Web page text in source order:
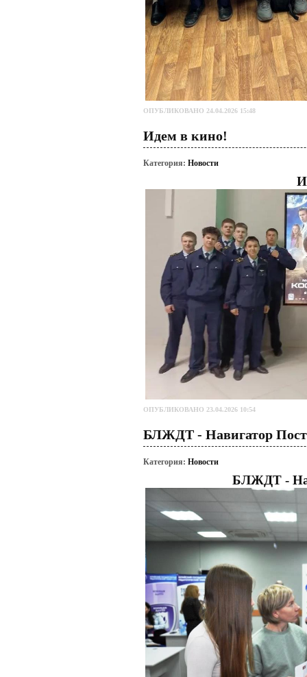
ОПУБЛИКОВАНО 24.04.2026 15:48
Идем в кино!
Категория: Новости
ОПУБЛИКОВАНО 23.04.2026 10:54
БЛЖДТ - Навигатор
Категория: Новости
БЛЖДТ -